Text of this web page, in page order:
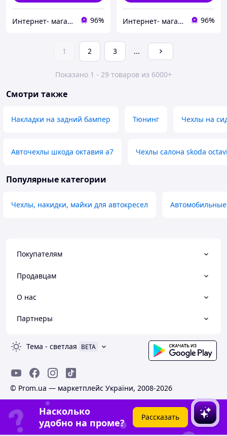
Интернет- магазин Avtotuning 96% Интернет- магазин Avtotuning 96%
1 2 3 ...
Показано 1 - 29 товаров из 6000+
Смотри также
Накладки на задний бампер Тюнинг Чехлы на
Авточехлы шкода октавия а7 Чехлы салона skoda
Популярные категории
Чехлы, накидки, майки для автокресел
Покупателям
Продавцам
О нас
Партнеры
Тема - светлая BETA
© Prom.ua — маркетплейс України, 2008-2026
Насколько
удобно на проме?
Рассказать